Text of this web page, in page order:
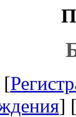
[
]